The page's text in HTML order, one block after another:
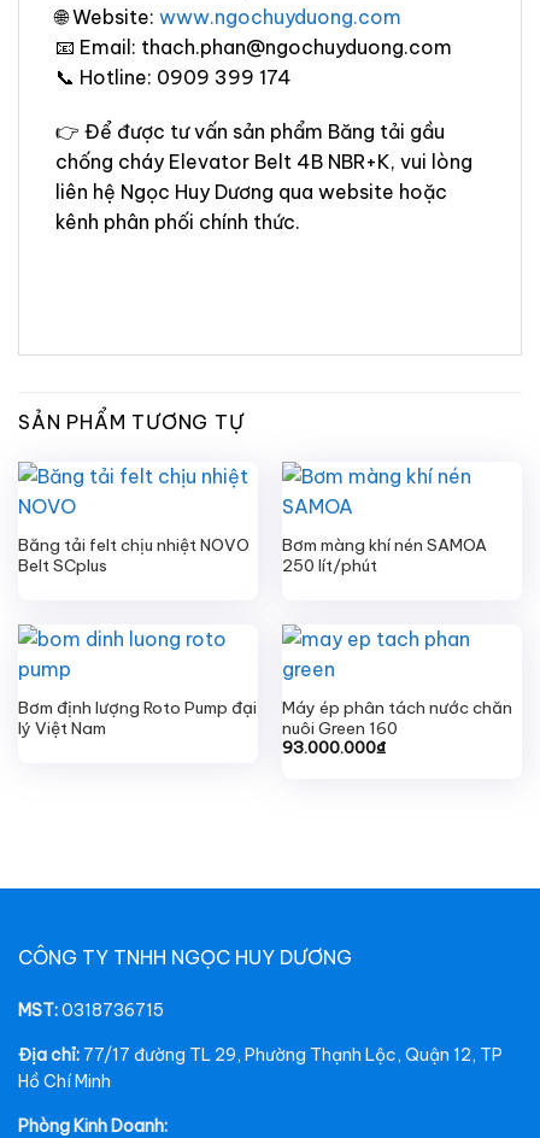
🌐 Website: www.ngochuyduong.com
📧 Email: thach.phan@ngochuyduong.com
📞 Hotline: 0909 399 174
👉 Để được tư vấn sản phẩm Băng tải gầu
chống cháy Elevator Belt 4B NBR+K, vui lòng
liên hệ Ngọc Huy Dương qua website hoặc
kênh phân phối chính thức.
SẢN PHẨM TƯƠNG TỰ
Băng tải felt chịu nhiệt NOVO
Belt SCplus
Bơm màng khí nén SAMOA
250 lít/phút
Bơm định lượng Roto Pump đại
lý Việt Nam
Máy ép phân tách nước chăn
nuôi Green 160
93.000.000₫
CÔNG TY TNHH NGỌC HUY DƯƠNG
MST:0318736715
Địa chỉ: 77/17 đường TL 29, Phường Thạnh Lộc, Quận 12, TP
Hồ Chí Minh
Phòng Kinh Doanh: